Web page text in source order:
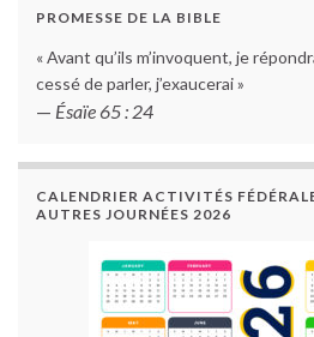
PROMESSE DE LA BIBLE
« Avant qu’ils m’invoquent, je
cessé de parler, j’exaucerai »
— Ésaïe 65 : 24
CALENDRIER ACTIVITÉS
AUTRES JOURNÉES 2026